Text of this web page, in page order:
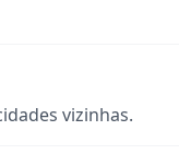
vizinhas.